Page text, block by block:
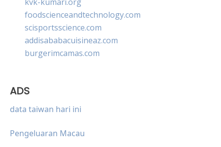
foodscienceandtechnology.com
scisportsscience.com
addisababacuisineaz.com
burgerimcamas.com
ADS
data taiwan hari ini
Pengeluaran Macau